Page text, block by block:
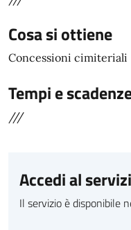
Cosa si ottiene
Concessioni cimiteriali
Tempi e
///
Accedi al
Il servizio è disponibile